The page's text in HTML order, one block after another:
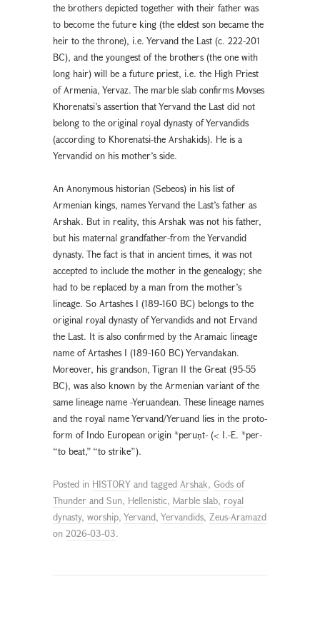
the brothers depicted together with their father was
to become the future king (the eldest son became the
heir to the throne), i.e. Yervand the Last (c. 222-201
BC), and the youngest of the brothers (the one with
long hair) will be a future priest, i.e. the High Priest
of Armenia, Yervaz. The marble slab confirms Movses
Khorenatsi’s assertion that Yervand the Last did not
belong to the original royal dynasty of Yervandids
(according to Khorenatsi-the Arshakids). He is a
Yervandid on his mother’s side.
An Anonymous historian (Sebeos) in his list of
Armenian kings, names Yervand the Last’s father as
Arshak. But in reality, this Arshak was not his father,
but his maternal grandfather-from the Yervandid
dynasty. The fact is that in ancient times, it was not
accepted to include the mother in the genealogy; she
had to be replaced by a man from the mother’s
lineage. So Artashes I (189-160 BC) belongs to the
original royal dynasty of Yervandids and not Ervand
the Last. It is also confirmed by the Aramaic lineage
name of Artashes I (189-160 BC) Yervandakan.
Moreover, his grandson, Tigran II the Great (95-55
BC), was also known by the Armenian variant of the
same lineage name -Yeruandean. These lineage names
and the royal name Yervand/Yeruand lies in the proto-
form of Indo European origin *peruṇt- (< I.-E. *per-
“to beat,” “to strike”).
Posted in HISTORY and tagged Arshak, Gods of
Thunder and Sun, Hellenistic, Marble slab, royal
dynasty, worship, Yervand, Yervandids, Zeus-Aramazd
on 2026-03-03.